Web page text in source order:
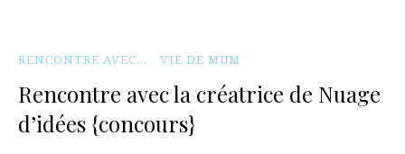
RENCONTRE AVEC... VIE DE MUM
Rencontre avec la créatrice de Nuage
d’idées {concours}